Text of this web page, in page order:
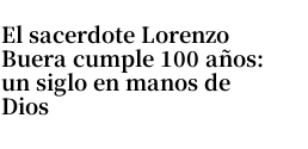
El sacerdote Lorenzo
Buera cumple 100 años:
un siglo en manos de
Dios